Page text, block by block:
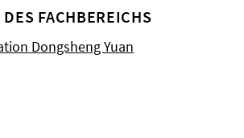
FACHBEREICHS
Dongsheng Yuan